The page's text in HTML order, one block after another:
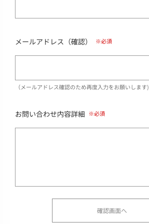
メールアドレス（確認）
（メールアドレス確認のため再度入力をお願いします)
お問い合わせ内容詳細